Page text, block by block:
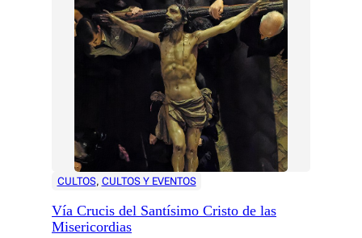
CULTOS, CULTOS Y EVENTOS
Vía Crucis del Santísimo Cristo de las
Misericordias